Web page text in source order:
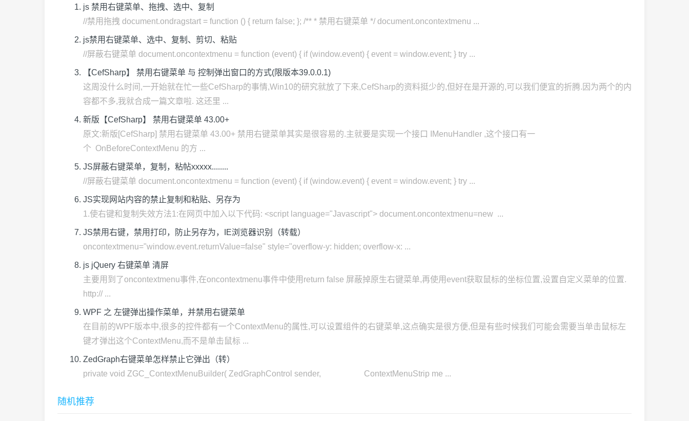
js 禁用右键菜单、拖拽、选中、复制
//禁用拖拽 document.ondragstart = function () { return false; }; /** * 禁用右键菜单 */ document.oncontextmenu ...
js禁用右键菜单、选中、复制、剪切、粘贴
//屏蔽右键菜单 document.oncontextmenu = function (event) { if (window.event) { event = window.event; } try ...
【CefSharp】 禁用右键菜单 与 控制弹出窗口的方式(限版本39.0.0.1)
这周没什么时间,一开始就在忙一些CefSharp的事情,Win10的研究就放了下来,CefSharp的资料挺少的,但好在是开源的,可以我们便宜的折腾.因为两个的内
容都不多,我就合成一篇文章啦. 这还里 ...
新版【CefSharp】 禁用右键菜单 43.00+
原文:新版[CefSharp] 禁用右键菜单 43.00+ 禁用右键菜单其实是很容易的.主就要是实现一个接口 IMenuHandler ,这个接口有一
个 OnBeforeContextMenu 的方 ...
JS屏蔽右键菜单，复制，粘帖xxxxx........
//屏蔽右键菜单 document.oncontextmenu = function (event) { if (window.event) { event = window.event; } try ...
JS实现网站内容的禁止复制和粘贴、另存为
1.使右键和复制失效方法1:在网页中加入以下代码: <script language="Javascript"> document.oncontextmenu=new ...
JS禁用右键，禁用打印，防止另存为，IE浏览器识别（转载）
oncontextmenu="window.event.returnValue=false" style="overflow-y: hidden; overflow-x: ...
js jQuery 右键菜单 清屏
主要用到了oncontextmenu事件,在oncontextmenu事件中使用return false 屏蔽掉原生右键菜单,再使用event获取鼠标的坐标位置,设置自定义菜单的位置.
http:// ...
WPF 之 左键弹出操作菜单，并禁用右键菜单
在目前的WPF版本中,很多的控件都有一个ContextMenu的属性,可以设置组件的右键菜单,这点确实是很方便,但是有些时候我们可能会需要当单击鼠标左
键才弹出这个ContextMenu,而不是单击鼠标 ...
ZedGraph右键菜单怎样禁止它弹出（转）
private void ZGC_ContextMenuBuilder( ZedGraphControl sender, ContextMenuStrip me ...
随机推荐